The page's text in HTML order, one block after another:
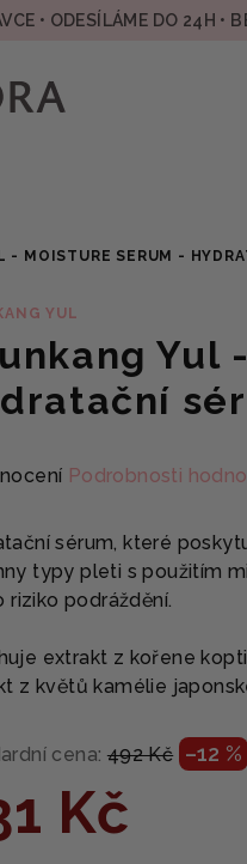
• ODESÍLÁME DO 24H •
- MOISTURE SERUM -
YUL
Yul
Podrobnosti
sérum, které
typy pleti s použitím
riziko podráždění.
extrakt z kořene
z květů kamélie
cena: 492 Kč –12 %
Kč